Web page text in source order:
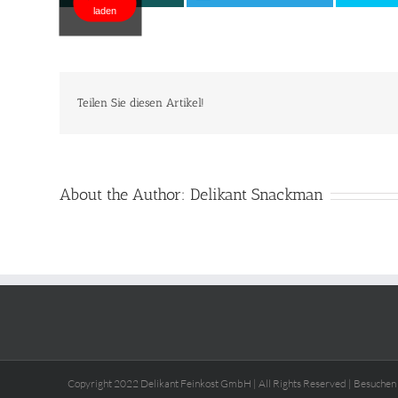
laden
Teilen Sie diesen Artikel!
About the Author: Delikant Snackman
Copyright 2022 Delikant Feinkost GmbH | All Rights Reserved | Besuchen